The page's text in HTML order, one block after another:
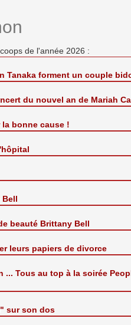
de l'année 2026 :
Tanaka forment un couple
du nouvel an de Mariah
la bonne cause !
Bell
beauté Brittany Bell
leurs papiers de divorce
... Tous au top à la soirée
sur son dos